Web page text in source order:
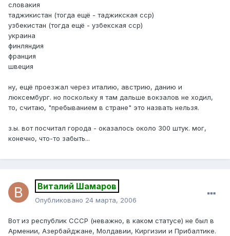
словакия
таджикистан (тогда ещё - таджикская сср)
узбекистан (тогда ещё - узбекская сср)
украина
финляндия
франция
швеция
ну, ещё проезжал через италию, австрию, данию и
люксембург. но поскольку я там дальше вокзалов не ходил,
то, считаю, "пребыванием в стране" это назвать нельзя.
з.ы. вот посчитал города - оказалось около 300 штук. мог,
конечно, что-то забыть...
Виталий Шамаров
Опубликовано 24 марта, 2006
Вот из республик СССР (неважно, в каком статусе) не был в
Армении, Азербайджане, Молдавии, Киргизии и Прибалтике.